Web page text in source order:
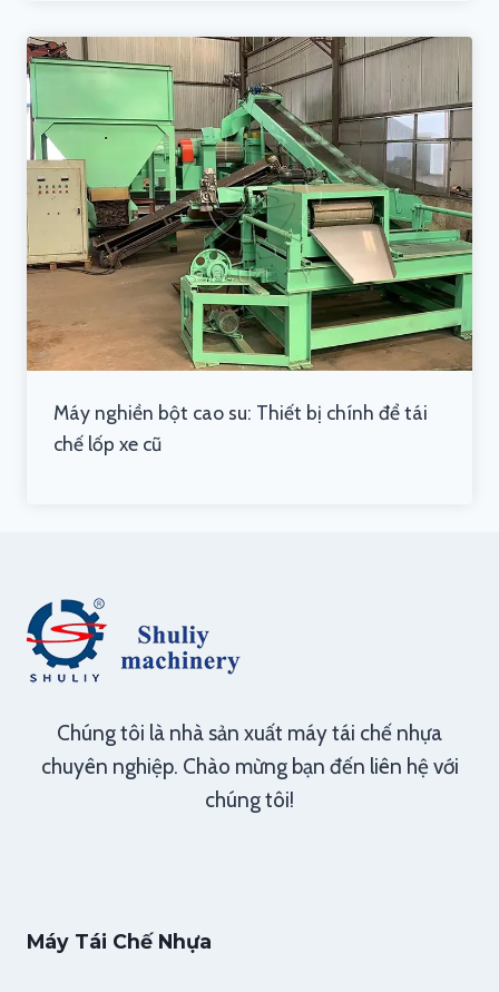
Máy nghiền bột cao su: Thiết bị chính để tái
chế lốp xe cũ
Chúng tôi là nhà sản xuất máy tái chế nhựa
chuyên nghiệp. Chào mừng bạn đến liên hệ với
chúng tôi!
Máy Tái Chế Nhựa